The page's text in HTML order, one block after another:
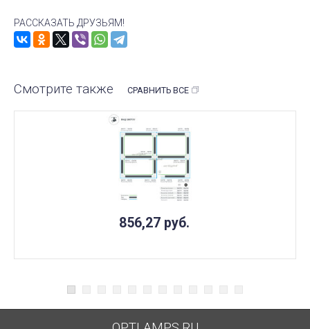
РАССКАЗАТЬ ДРУЗЬЯМ!
Смотрите также СРАВНИТЬ ВСЕ
856,27 руб.